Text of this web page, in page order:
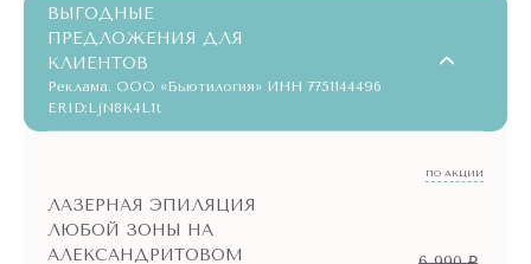
ВЫГОДНЫЕ
ПРЕДЛОЖЕНИЯ ДЛЯ
КЛИЕНТОВ
Реклама. ООО «Бьютилогия» ИНН 7751144496
ERID:LjN8K4L1t
ПО АКЦИИ
ЛАЗЕРНАЯ ЭПИЛЯЦИЯ
ЛЮБОЙ ЗОНЫ НА
АЛЕКСАНДРИТОВОМ